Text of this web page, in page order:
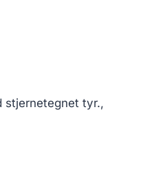
stjernetegnet tyr.,